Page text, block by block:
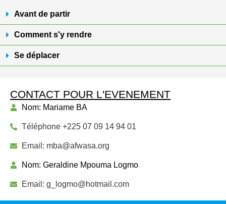
Avant de partir
Comment s'y rendre
Se déplacer
CONTACT POUR L'EVENEMENT
Nom: Mariame BA
Téléphone +225 07 09 14 94 01
Email: mba@afwasa.org
Nom: Geraldine Mpouma Logmo
Email: g_logmo@hotmail.com